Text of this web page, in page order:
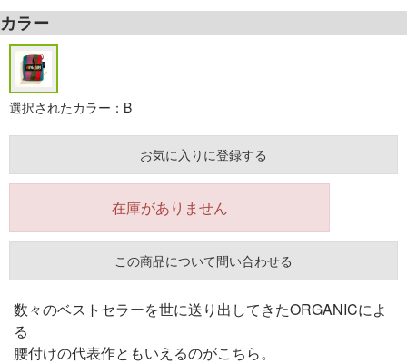
カラー
選択されたカラー：B
お気に入りに登録する
在庫がありません
この商品について問い合わせる
数々のベストセラーを世に送り出してきたORGANICによ
る
腰付けの代表作ともいえるのがこちら。